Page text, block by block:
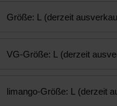
Größe: L (derzeit
VG-Größe: L (derzeit
limango-Größe: L (derzeit